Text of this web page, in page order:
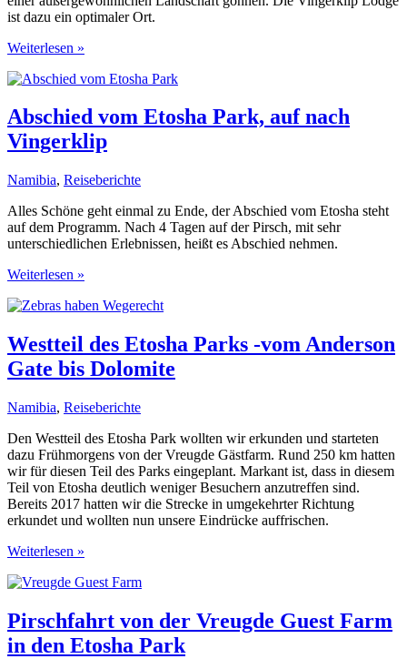
ist dazu ein optimaler Ort.
Fingerklippe
Vingerklip
Plateau-
Berge
im
Tal
Weiterlesen »
Abschied vom Etosha Park, auf nach
Vingerklip
Namibia, Reiseberichte
Alles Schöne geht einmal zu Ende, der Abschied vom Etosha steht
auf dem Programm. Nach 4 Tagen auf der Pirsch, mit sehr
unterschiedlichen Erlebnissen, heißt es Abschied nehmen.
Abschied
Etosha
auf
nach
Vingerklip
Weiterlesen »
Westteil des Etosha Parks -vom Anderson
Gate bis Dolomite
Namibia, Reiseberichte
Den Westteil des Etosha Park wollten wir erkunden und starteten
dazu Frühmorgens von der Vreugde Gästfarm. Rund 250 km hatten
wir für diesen Teil des Parks eingeplant. Markant ist, dass in diesem
Teil von Etosha deutlich weniger Besuchern anzutreffen sind.
Bereits 2017 hatten wir die Strecke in umgekehrter Richtung
erkundet und wollten nun unsere Eindrücke auffrischen.
Westteil
Etosha
-
vom
Anderson
Weiterlesen »
Pirschfahrt von der Vreugde Guest Farm
in den Etosha Park